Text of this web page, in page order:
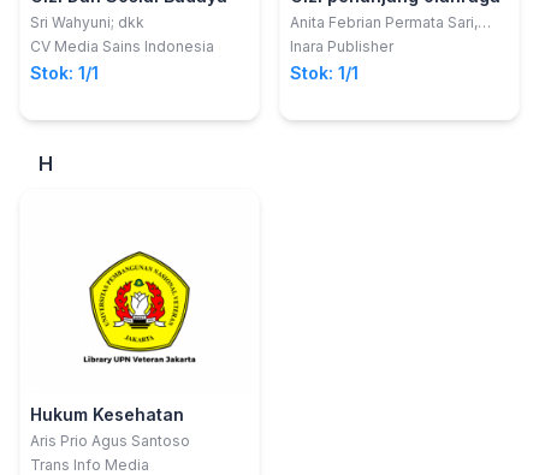
Sri Wahyuni; dkk
CV Media Sains Indonesia
Stok: 1/1
Anita Febrian Permata Sari,
S.Gz., dkk
Inara Publisher
Stok: 1/1
H
Hukum Kesehatan
Aris Prio Agus Santoso
Trans Info Media